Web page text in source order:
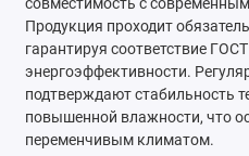
совместимость с
Продукция проходит
гарантируя соответствие
энергоэффективности.
подтверждают стабильность
повышенной влажности, что
переменчивым климатом.